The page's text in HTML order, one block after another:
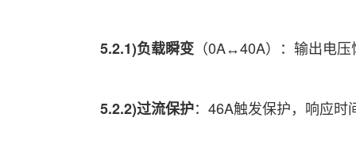
5.2.1)负载瞬变（0A↔40A）：输出电压
5.2.2)过流保护：46A触发保护，响应时